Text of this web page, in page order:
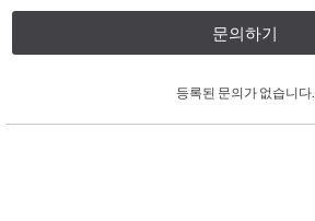
문의하기
등록된 문의가 없습니다.